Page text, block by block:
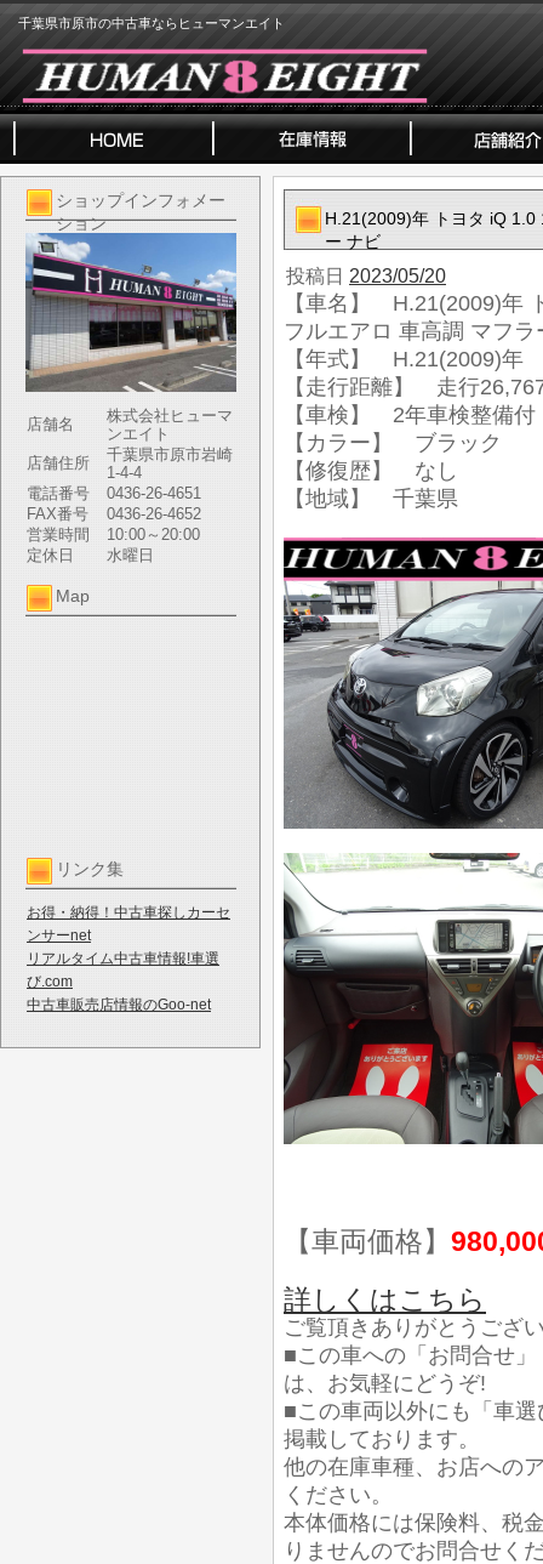
千葉県市原市の中古車ならヒューマンエイト
ショップインフォメー
ション
店舗名
株式会社ヒューマ
ンエイト
店舗住所
千葉県市原市岩崎
1-4-4
電話番号
0436-26-4651
FAX番号
0436-26-4652
営業時間
10:00～20:00
定休日
水曜日
Map
リンク集
お得・納得！中古車探しカーセ
ンサーnet
リアルタイム中古車情報!車選
び.com
中古車販売店情報のGoo-net
H.21(2009)年 トヨタ iQ 1.0
ー ナビ
投稿日 2023/05/20
【車名】 H.21(2009)年
フルエアロ 車高調 マフラ
【年式】 H.21(2009)年
【走行距離】 走行
【車検】 2年車検整備付
【カラー】 ブラック
【修復歴】 なし
【地域】 千葉県
【車両価格】
詳しくはこちら
ご覧頂きありがとうござ
■この車への「お問合せ
は、お気軽にどうぞ!
■この車両以外にも「車
掲載しております。
他の在庫車種、お店への
ください。
本体価格には保険料、税
りませんのでお問合せく